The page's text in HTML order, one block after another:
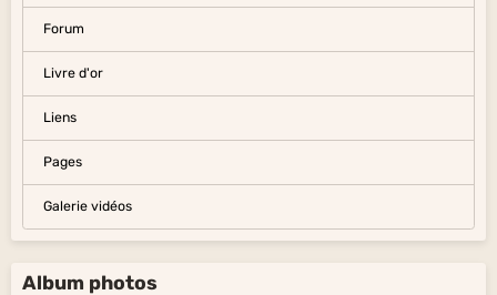
Forum
Livre d'or
Liens
Pages
Galerie vidéos
Album photos